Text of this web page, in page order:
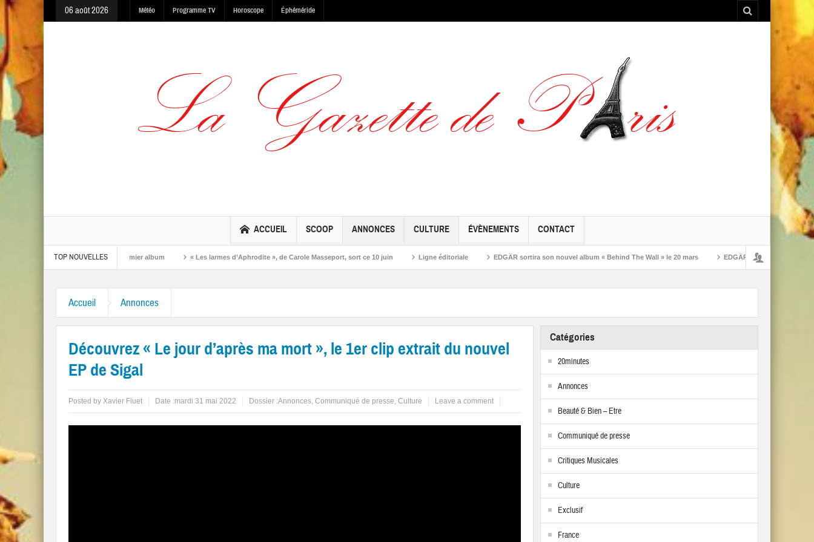
06 août 2026 Météo Programme TV Horoscope Éphéméride
ACCUEIL SCOOP ANNONCES CULTURE ÉVÈNEMENTS CONTACT
TOP NOUVELLES
vient de dévoiler ‘So’, son premier album « Les larmes d’Aphrodite », de Carole Masseport, sort ce 10 juin Ligne éditoriale EDGÄR sortira son nouvel album « Behind The Wall » le 20 mars EDGÄR revient avec « Enemy »
Accueil Annonces
Découvrez « Le jour d’après ma mort », le 1er clip extrait du nouvel
EP de Sigal
Posted by Xavier Fluet Date :mardi 31 mai 2022 Dossier :Annonces, Communiqué de presse, Culture Leave a comment
Catégories
20minutes
Annonces
Beauté & Bien – Etre
Communiqué de presse
Critiques Musicales
Culture
Exclusif
France